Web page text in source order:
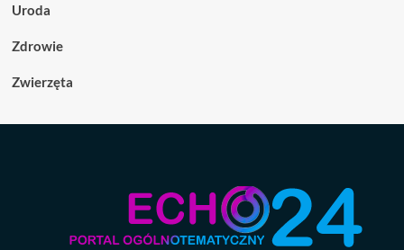
Uroda
Zdrowie
Zwierzęta